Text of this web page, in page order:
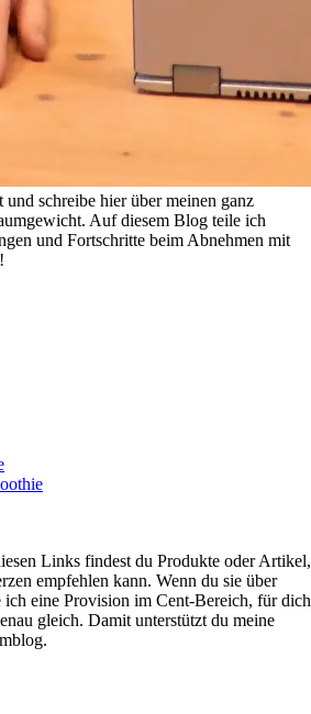
schreibe hier über meinen ganz
Auf diesem Blog teile ich
und Fortschritte beim Abnehmen mit
Links findest du Produkte oder Artikel,
empfehlen kann. Wenn du sie über
eine Provision im Cent-Bereich, für dich
gleich. Damit unterstützt du meine